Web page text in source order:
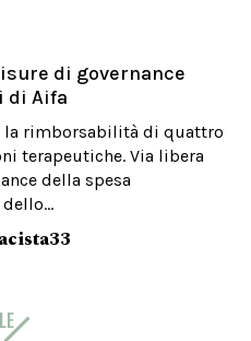
di governance
di Aifa
la rimborsabilità di quattro
terapeutiche. Via libera
della spesa